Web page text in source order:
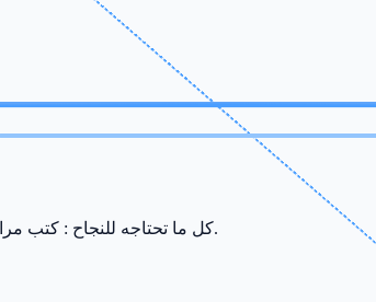
كل ما تحتاجه للنجاح : كتب مراجعة، ملخصات، سريات وامتحانات من إعداد أفضل الأساتذة في صفاقس.